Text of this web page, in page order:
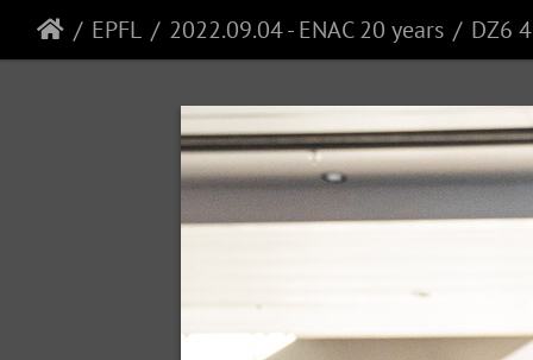
EPFL 2022.09.04 - ENAC 20 years DZ6